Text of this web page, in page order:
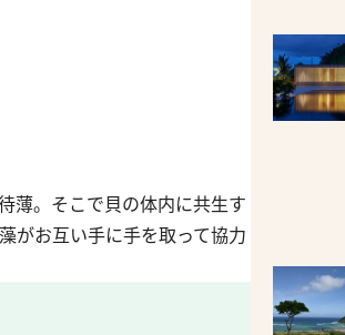
薄。そこで貝の体内に共生す
がお互い手に手を取って協力